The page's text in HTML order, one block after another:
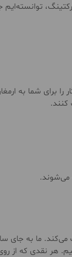
توانسته‌ایم
برای شما به
کنند.
می‌شوند.
می‌کند. ما به جای
هر نقدی که از